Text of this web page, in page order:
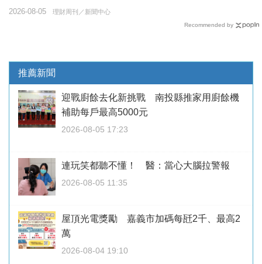
理財周刊／新聞中心
2026-08-05
Recommended by
推薦新聞
迎戰廚餘去化新挑戰 南投縣推家用廚餘機
補助每戶最高5000元
2026-08-05 17:23
連玩笑都聽不懂！ 醫：當心大腦拉警報
2026-08-05 11:35
屋頂光電獎勵 嘉義市加碼每瓩2千、最高2
萬
2026-08-04 19:10